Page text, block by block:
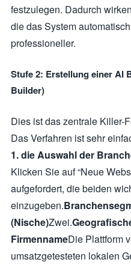
festzulegen. Dadurch
die das System
professioneller.
Stufe 2: Erstellung einer AI
Builder)
Dies ist das zentrale Killer-
Das Verfahren ist sehr
1. die Auswahl der
Klicken Sie auf “Neue
aufgefordert, die beiden
einzugeben.
(Nische)Zwei.
FirmennameDie Plattform
umsatzgetesteten lokalen